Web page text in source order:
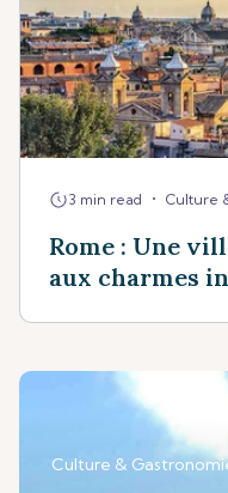
3 min read • Culture
Rome : Une
aux charmes
Culture &